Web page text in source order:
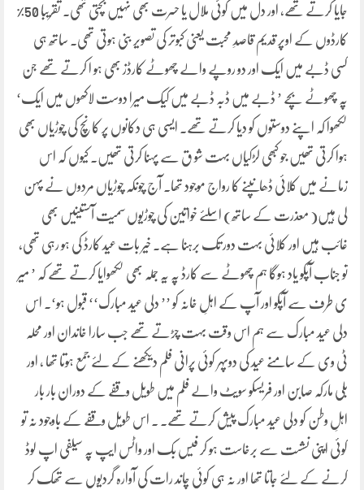
جایا کرتے تھے، اور دل میں کوئی ملال یا حسرت بھی نہیں بچتی تھی۔ تقریبا 50%
کارڈوں کے اوپر قدیم قاصدِ محبت یعنی کبوتر کی تصویر بنی ہوتی تھی۔ ساتھ ہی
کسی ڈبے میں ایک اور دو روپے والے چھوٹے کارڈز بھی ہو ا کرتے تھے جن
پہ چھوٹے بچے ’ ڈبے میں ڈبہ ڈبے میں کیک میرا دوست لاکھوں میں ایک‘
لکھوا کہ اپنے دوستوں کو دیا کرتے تھے۔ ایسی ہی دکانوں پر کانچ کی چوڑیاں بھی
ہوا کرتی تھیں جو کبھی لڑکیاں بہت شو ق سے پہنا کرتی تھیں۔ کیوں کہ اس
زمانے میں کلائی ڈھانپنے کا رواج موجود تھا۔ آج چونکہ چوڑیاں مردوں نے پہن
لی ہیں( معذرت کے ساتھ) اسلئے خواتین کی چوڑیوں سمیت آستینیں بھی
غائب ہیں اور کلائی بہت دور تک برہنا ہے۔ خیر بات عید کارڈ کی ہو رہی تھی،
تو جناب آپکو یاد ہوگا ہم چھوٹے سے کارڈ پہ یہ جملہ بھی لکھوایا کرتے تھے کہ ’ میر
ی طرف سے آپکو اور آپ کے اہلِ خانہ کو ’’ دلی عید مبارک‘‘ قبول ہو‘۔ اس
دلی عید مبارک سے ہم اس وقت بہت چڑتے تھے جب سارا خاندان اور محلہ
ٹی وی کے سامنے عید کی دوپہر کوئی پرانی فلم دیکھنے کے لئے جمع ہوتا تھا ، اور
بلی مارکہ صابن اور فریسکو سویٹ والے فلم میں طویل وقفے کے دوران بار بار
اہلِ وطن کو دلی عید مبارک پیش کرتے تھے۔ ۔ اس طویل وقفے کے باوجود نہ تو
کوئی اپنی نشست سے برخاست ہو کر فیس بک اور واٹس ایپ پہ سیلفی اپ لوڈ
کرنے کے لئے جاتا تھا اور نہ ہی کوئی چاند رات کی آوارہ گردیوں سے تھک کر